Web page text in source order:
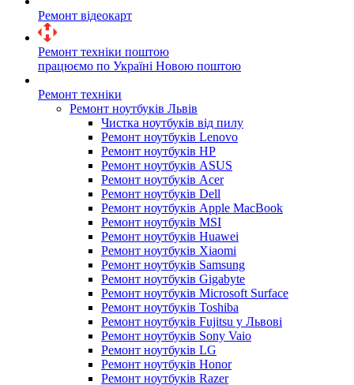
Ремонт відеокарт
Ремонт техніки поштою
працюємо по Україні Новою поштою
Ремонт техніки
Ремонт ноутбуків Львів
Чистка ноутбуків від пилу
Ремонт ноутбуків Lenovo
Ремонт ноутбуків HP
Ремонт ноутбуків ASUS
Ремонт ноутбуків Acer
Ремонт ноутбуків Dell
Ремонт ноутбуків Apple MacBook
Ремонт ноутбуків MSI
Ремонт ноутбуків Huawei
Ремонт ноутбуків Xiaomi
Ремонт ноутбуків Samsung
Ремонт ноутбуків Gigabyte
Ремонт ноутбуків Microsoft Surface
Ремонт ноутбуків Toshiba
Ремонт ноутбуків Fujitsu у Львові
Ремонт ноутбуків Sony Vaio
Ремонт ноутбуків LG
Ремонт ноутбуків Honor
Ремонт ноутбуків Razer